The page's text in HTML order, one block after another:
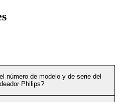
número de modelo y de serie del
Philips?